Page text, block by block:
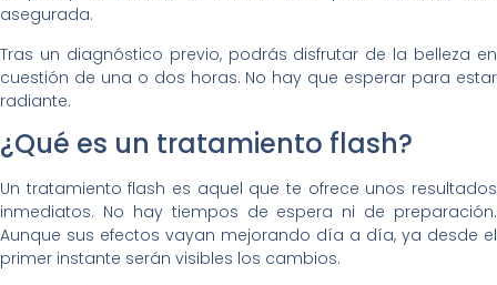
asegurada.
Tras un diagnóstico previo, podrás disfrutar de la belleza en
cuestión de una o dos horas. No hay que esperar para estar
radiante.
¿Qué es un tratamiento flash?
Un tratamiento flash es aquel que te ofrece unos resultados
inmediatos. No hay tiempos de espera ni de preparación.
Aunque sus efectos vayan mejorando día a día, ya desde el
primer instante serán visibles los cambios.